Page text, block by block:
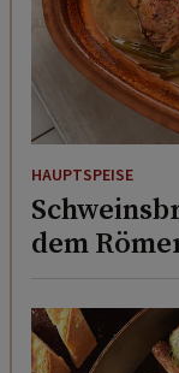
HAUPTSPEISE
dem